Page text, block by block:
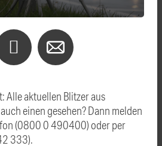
Alle aktuellen Blitzer aus
einen gesehen? Dann melden
(0800 0 490400) oder per
333).